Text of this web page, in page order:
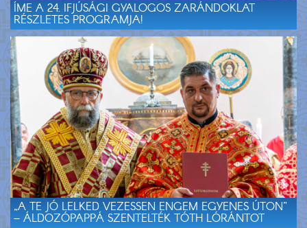
ÍME A 24. IFJÚSÁGI GYALOGOS ZARÁNDOKLAT
RÉSZLETES PROGRAMJA!
„A TE JÓ LELKED VEZESSEN ENGEM EGYENES ÚTON”
– ÁLDOZÓPAPPÁ SZENTELTÉK TÓTH LÓRÁNTOT